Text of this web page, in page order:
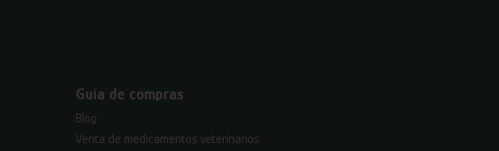
Guía de compras
Blog
Venta de medicamentos veterinarios